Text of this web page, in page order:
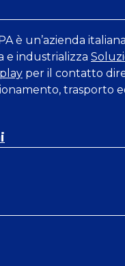
è un’azienda
e industrializza
per il contatto
trasporto